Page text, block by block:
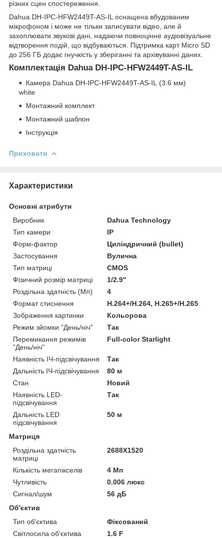
різних сцен спостереження.
Dahua DH-IPC-HFW2449T-AS-IL оснащена вбудованим
мікрофоном і може не тільки записувати відео, але й
захоплювати звукові дані, надаючи повноцінне аудіовізуальне
відтворення подій, що відбуваються. Підтримка карт Micro SD
до 256 ГБ додає гнучкість у зберіганні та архівуванні даних.
Комплектація Dahua DH-IPC-HFW2449T-AS-IL
Камера Dahua DH-IPC-HFW2449T-AS-IL (3.6 мм)
white
Монтажний комплект
Монтажний шаблон
Інструкція
Приховати
Характеристики
Основні атрибути
Виробник
Dahua Technology
Тип камери
IP
Форм-фактор
Циліндричний (bullet)
Застосування
Вулична
Тип матриці
CMOS
Фізичний розмір матриці
1/2.9"
Роздільна здатність (Мп)
4
Формат стиснення
H.264+/H.264, H.265+/H.265
Зображення картинки
Кольорова
Режим зйомки "День/ніч"
Так
Перемикання режимів
"День/ніч"
Full-color Starlight
Наявність ІЧ-підсвічування
Так
Дальність ІЧ-підсвічування
80 м
Стан
Новий
Наявність LED-
підсвічування
Так
Дальність LED
підсвічування
50 м
Матриця
Роздільна здатність
матриці
2688X1520
Кількість мегапікселів
4 Мп
Чутливість
0.006 люкс
Сигнал/шум
56 дБ
Об'єктив
Тип об'єктива
Фіксований
Світлосила об'єктива
1.6 F